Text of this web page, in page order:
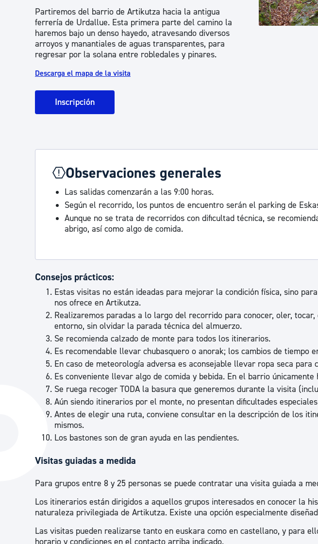
Partiremos del barrio de Artikutza hacia la antigua
ferrería de Urdallue. Esta primera parte del camino la
haremos bajo un denso hayedo, atravesando diversos
arroyos y manantiales de aguas transparentes, para
regresar por la solana entre robledales y pinares.
Descarga el mapa de la visita
Inscripción
Observaciones generales
Las salidas comenzarán a las 9:00 horas.
Según el recorrido, los puntos de encuentro serán el parking de
Aunque no se trata de recorridos con dificultad técnica, se
abrigo, así como algo de comida.
Consejos prácticos:
Estas visitas no están ideadas para mejorar la condición física, sino
nos ofrece en Artikutza.
Realizaremos paradas a lo largo del recorrido para conocer, oler,
entorno, sin olvidar la parada técnica del almuerzo.
Se recomienda calzado de monte para todos los itinerarios.
Es recomendable llevar chubasquero o anorak; los cambios de tiempo
En caso de meteorología adversa es aconsejable llevar ropa seca para
Es conveniente llevar algo de comida y bebida. En el barrio únicamente
Se ruega recoger TODA la basura que generemos durante la visita
Aún siendo itinerarios por el monte, no presentan dificultades
Antes de elegir una ruta, conviene consultar en la descripción de los
mismos.
Los bastones son de gran ayuda en las pendientes.
Visitas guiadas a medida
Para grupos entre 8 y 25 personas se puede contratar una visita guiada a
Los itinerarios están dirigidos a aquellos grupos interesados en conocer la
naturaleza privilegiada de Artikutza. Existe una opción especialmente
Las visitas pueden realizarse tanto en euskara como en castellano, y para